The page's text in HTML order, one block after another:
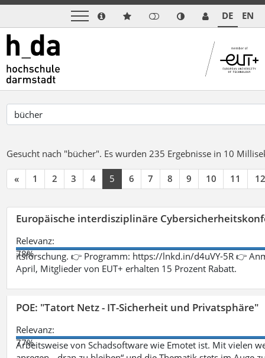
DE EN
Gesucht nach "bücher". Es wurden 235 Ergebnisse in 10
« 1 2 3 4 5 6 7 8 9 10 11 12
Europäische interdisziplinäre
Relevanz:
78%
itsforschung. 👉 Programm: https://lnkd.in/d4uVY-5R 👉
April, Mitglieder von EUT+ erhalten 15 Prozent Rabatt.
POE: "Tatort Netz - IT-Sicherheit und Privatsphäre"
Relevanz:
77%
Arbeitsweise von Schadsoftware wie Emotet ist. Mit vielen